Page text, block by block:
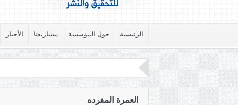
الرئيسية حول المؤسسة مشاريعنا الأخبار
العمرة المفرده